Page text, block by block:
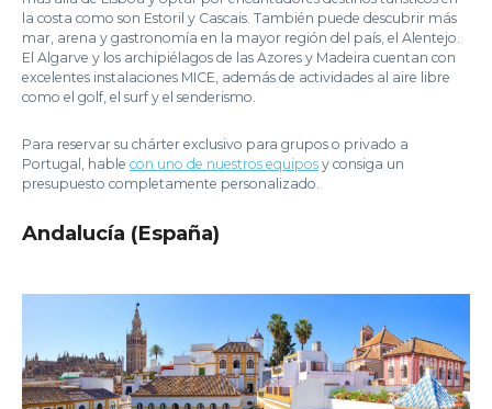
la costa como son Estoril y Cascais. También puede descubrir más
mar, arena y gastronomía en la mayor región del país, el Alentejo.
El Algarve y los archipiélagos de las Azores y Madeira cuentan con
excelentes instalaciones MICE, además de actividades al aire libre
como el golf, el surf y el senderismo.
Para reservar su chárter exclusivo para grupos o privado a
Portugal, hable con uno de nuestros equipos y consiga un
presupuesto completamente personalizado.
Andalucía (España)